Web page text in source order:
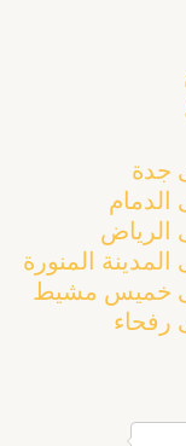
جدة
المنورة
خميس مشيط